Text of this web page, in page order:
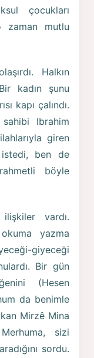
çocukları
zaman mutlu
Halkın
kadın şunu
kapı çalındı.
Ibrahim
giren
istedi, ben de
böyle
vardı.
yazma
giyeceği
Bir gün
(Hesen
da benimle
Mirzê Mina
sizi
sordu.